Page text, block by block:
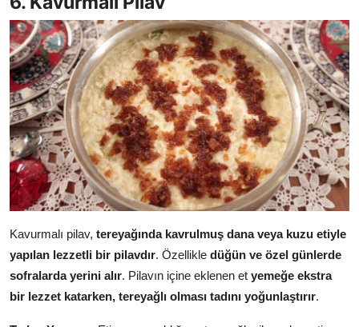
Kavurmalı pilav, tereyağında kavrulmuş dana veya kuzu etiyle
yapılan lezzetli bir pilavdır. Özellikle düğün ve özel günlerde
sofralarda yerini alır. Pilavın içine eklenen et yemeğe ekstra
bir lezzet katarken, tereyağlı olması tadını yoğunlaştırır.